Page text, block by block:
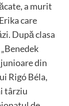
a murit
care
După clasa
din
Rigó Béla,
târziu